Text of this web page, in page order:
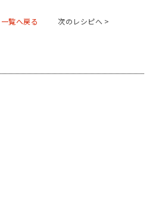
一覧へ戻る 次のレシピへ >